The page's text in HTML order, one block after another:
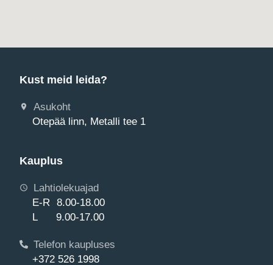
Kust meid leida?
Asukoht
Otepää linn, Metalli tee 1
Kauplus
Lahtiolekuajad
E-R 8.00-18.00
L 9.00-17.00
Telefon kaupluses
+372 526 1998